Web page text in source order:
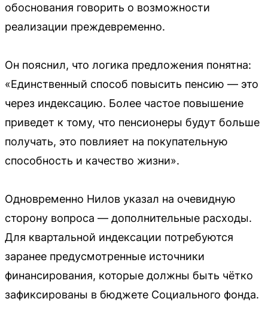
обоснования говорить о возможности
реализации преждевременно.
Он пояснил, что логика предложения понятна:
«Единственный способ повысить пенсию — это
через индексацию. Более частое повышение
приведет к тому, что пенсионеры будут больше
получать, это повлияет на покупательную
способность и качество жизни».
Одновременно Нилов указал на очевидную
сторону вопроса — дополнительные расходы.
Для квартальной индексации потребуются
заранее предусмотренные источники
финансирования, которые должны быть чётко
зафиксированы в бюджете Социального фонда.